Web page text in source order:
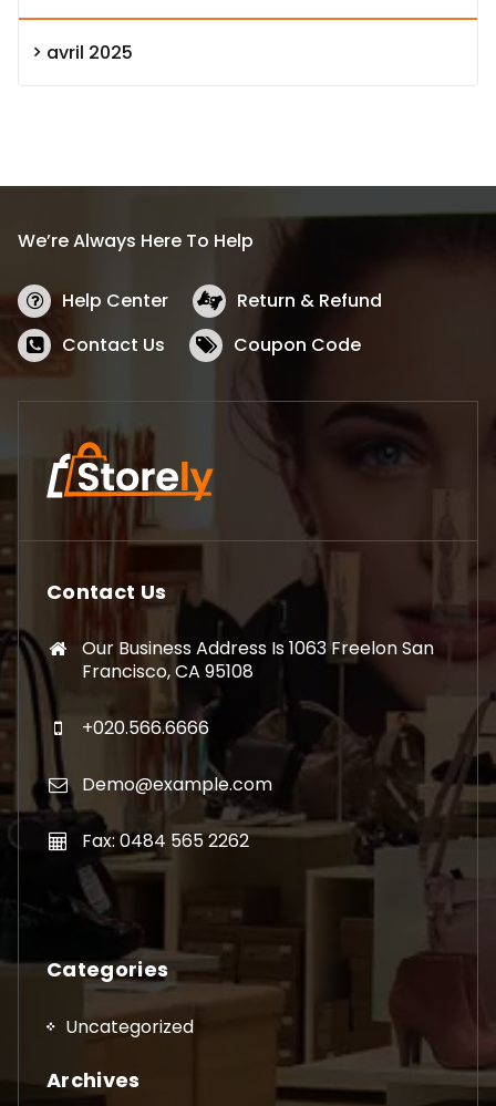
avril 2025
We’re Always Here To Help
Help Center
Return & Refund
Contact Us
Coupon Code
Contact Us
Our Business Address Is 1063 Freelon San
Francisco, CA 95108
+020.566.6666
Demo@example.com
Fax: 0484 565 2262
Categories
Uncategorized
Archives